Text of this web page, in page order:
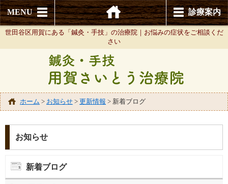
MENU 診療案内
世田谷区用賀にある「鍼灸・手技」の治療院｜お悩みの症状をご相談くだ
さい
ホーム > お知らせ > 更新情報 > 新着ブログ
お知らせ
新着ブログ